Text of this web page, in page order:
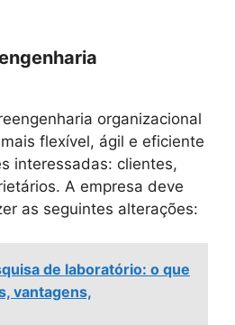
organizacional
flexível, ágil e eficiente
interessadas: clientes,
A empresa deve
as seguintes alterações:
de laboratório: o que
vantagens,